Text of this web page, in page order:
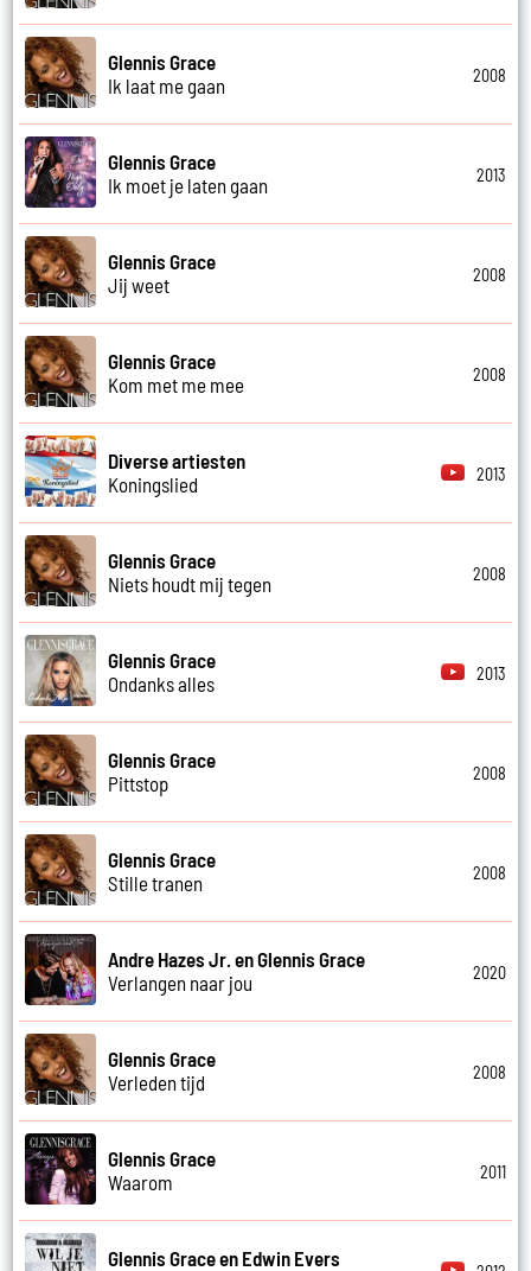
Glennis Grace
Ik laat me gaan
2008
Glennis Grace
Ik moet je laten gaan
2013
Glennis Grace
Jij weet
2008
Glennis Grace
Kom met me mee
2008
Diverse artiesten
Koningslied
2013
Glennis Grace
Niets houdt mij tegen
2008
Glennis Grace
Ondanks alles
2013
Glennis Grace
Pittstop
2008
Glennis Grace
Stille tranen
2008
Andre Hazes Jr. en Glennis Grace
Verlangen naar jou
2020
Glennis Grace
Verleden tijd
2008
Glennis Grace
Waarom
2011
Glennis Grace en Edwin Evers